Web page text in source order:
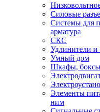
Силовые
Системы для
арматура
СКС
Удлинители и
Умный дом
Шкафы, боксы
Элементы
ним